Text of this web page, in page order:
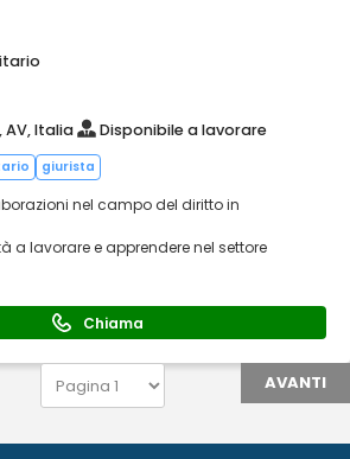
AV, Italia Disponibile a lavorare
giurista
nel campo del diritto in
a lavorare e apprendere nel settore
Chiama
AVANTI